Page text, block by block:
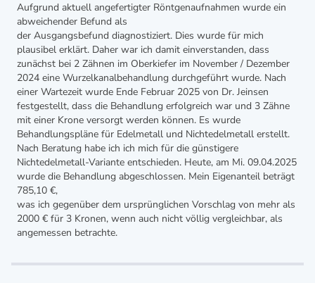
Aufgrund aktuell angefertigter Röntgenaufnahmen wurde ein
abweichender Befund als
der Ausgangsbefund diagnostiziert. Dies wurde für mich
plausibel erklärt. Daher war ich damit einverstanden, dass
zunächst bei 2 Zähnen im Oberkiefer im November / Dezember
2024 eine Wurzelkanalbehandlung durchgeführt wurde. Nach
einer Wartezeit wurde Ende Februar 2025 von Dr. Jeinsen
festgestellt, dass die Behandlung erfolgreich war und 3 Zähne
mit einer Krone versorgt werden können. Es wurde
Behandlungspläne für Edelmetall und Nichtedelmetall erstellt.
Nach Beratung habe ich ich mich für die günstigere
Nichtedelmetall-Variante entschieden. Heute, am Mi. 09.04.2025
wurde die Behandlung abgeschlossen. Mein Eigenanteil beträgt
785,10 €,
was ich gegenüber dem ursprünglichen Vorschlag von mehr als
2000 € für 3 Kronen, wenn auch nicht völlig vergleichbar, als
angemessen betrachte.